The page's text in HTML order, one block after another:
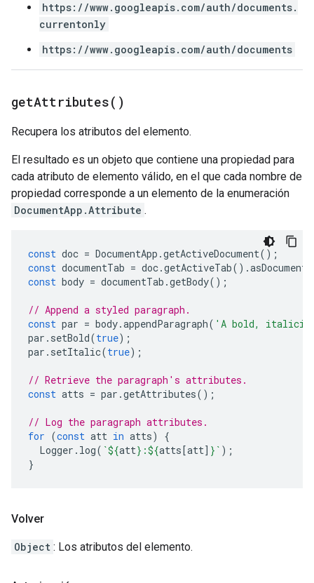
https://www.googleapis.com/auth/documents.
currentonly
https://www.googleapis.com/auth/documents
getAttributes( )
Recupera los atributos del elemento.
El resultado es un objeto que contiene una propiedad para
cada atributo de elemento válido, en el que cada nombre de
propiedad corresponde a un elemento de la enumeración
DocumentApp.Attribute .
const doc = DocumentApp .getActiveDocument();
const documentTab = doc.getActiveTab().
const body = documentTab .getBody();
// Append a styled paragraph.
const par = body.appendParagraph( 'A bold,
par . setBold(true);
par . setItalic(true);
// Retrieve the paragraph's attributes.
const atts = par .getAttributes();
// Log the paragraph attributes.
for (const att in atts)
{
Logger . log( `${att} :${atts[att] } ` );
}
Volver
Object : Los atributos del elemento.